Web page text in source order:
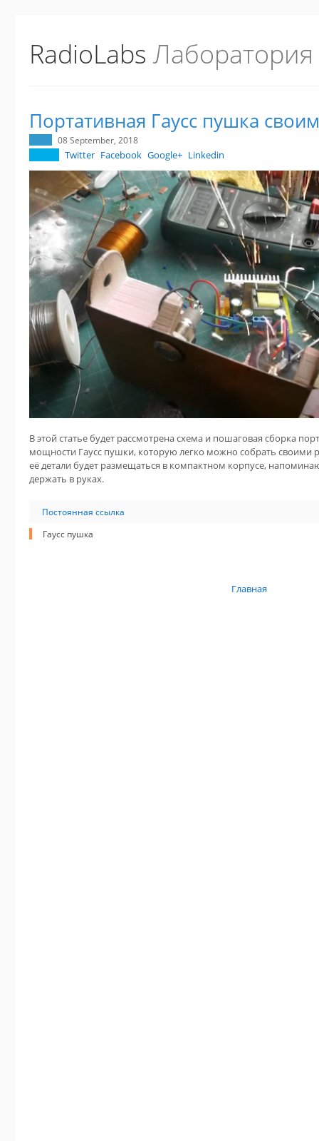
RadioLabs
Портативная Гаусс пушка
08 September, 2018
Twitter Facebook Google+ Linkedin
В этой статье будет рассмотрена схема и пошаговая сборка
мощности Гаусс пушки, которую легко можно собрать своими
её детали будет размещаться в компактном корпусе,
держать в руках.
Постоянная ссылка
Гаусс пушка
Главная